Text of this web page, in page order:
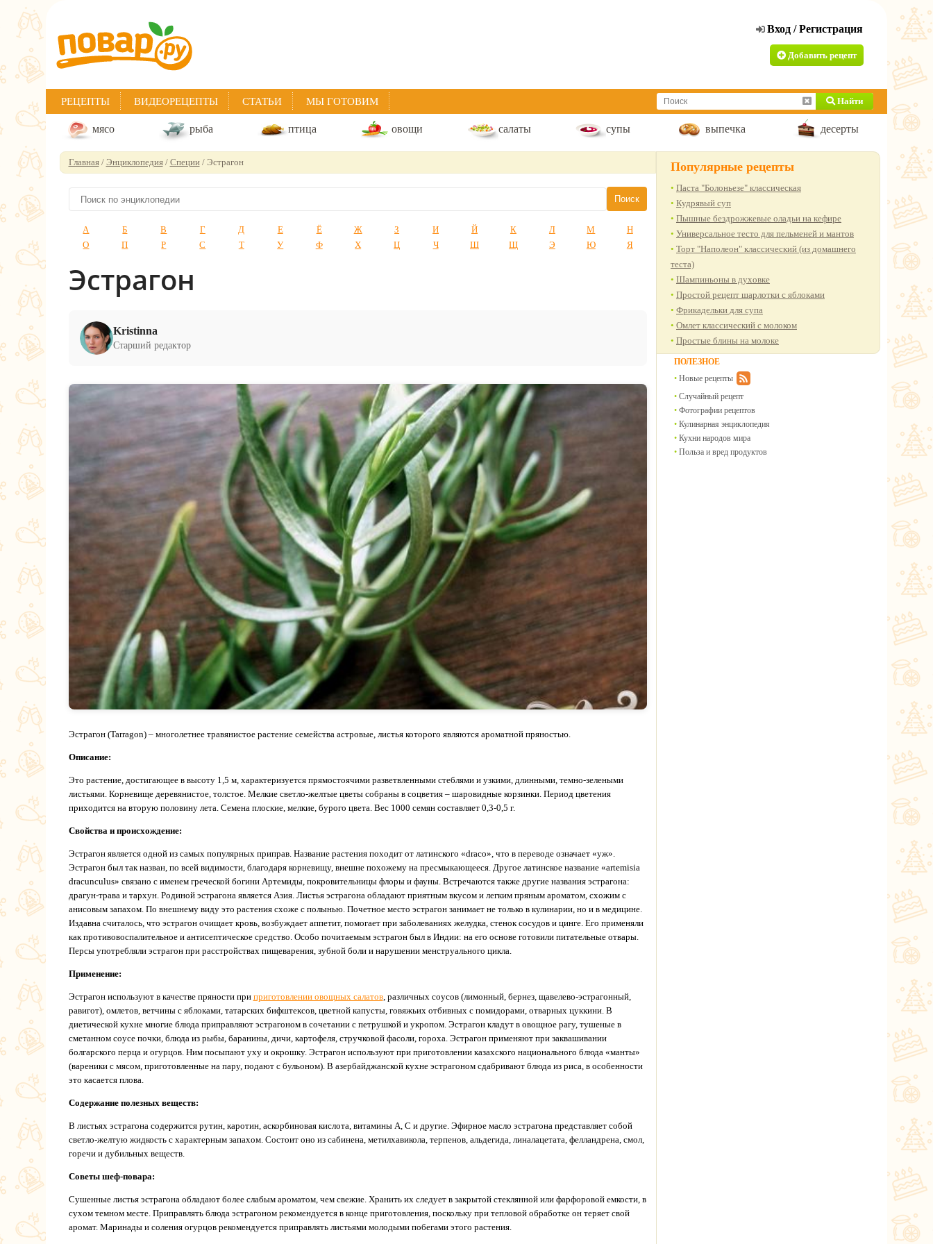
Добавить рецепт
РЕЦЕПТЫ ВИДЕОРЕЦЕПТЫ СТАТЬИ МЫ ГОТОВИМ Найти
мясо рыба птица овощи салаты супы выпечка десерты
Главная/ Энциклопедия/ Специи/ Эстрагон
А Б В Г Д Е Ё Ж З И Й К Л М
Н
О
П Р С Т У Ф Х Ц Ч Ш Щ Э Ю Я
Эстрагон
Kristinna
Старший редактор
Эстрагон (Tarragon) – многолетнее травянистое растение семейства астровые, листья которого являются ароматной пряностью.
Описание:
Это растение, достигающее в высоту 1,5 м, характеризуется прямостоячими разветвленными стеблями и узкими, длинными, темно-зелеными
листьями. Корневище деревянистое, толстое. Мелкие светло-желтые цветы собраны в соцветия – шаровидные корзинки. Период цветения
приходится на вторую половину лета. Семена плоские, мелкие, бурого цвета. Вес 1000 семян составляет 0,3-0,5 г.
Свойства и происхождение:
Эстрагон является одной из самых популярных приправ. Название растения походит от латинского «draco», что в переводе означает «уж».
Эстрагон был так назван, по всей видимости, благодаря корневищу, внешне похожему на пресмыкающееся. Другое латинское название «artemisia
dracunculus» связано с именем греческой богини Артемиды, покровительницы флоры и фауны. Встречаются также другие названия эстрагона:
драгун-трава и тархун. Родиной эстрагона является Азия. Листья эстрагона обладают приятным вкусом и легким пряным ароматом, схожим с
анисовым запахом. По внешнему виду это растения схоже с полынью. Почетное место эстрагон занимает не только в кулинарии, но и в медицине.
Издавна считалось, что эстрагон очищает кровь, возбуждает аппетит, помогает при заболеваниях желудка, стенок сосудов и цинге. Его применяли
как противовоспалительное и антисептическое средство. Особо почитаемым эстрагон был в Индии: на его основе готовили питательные отвары.
Персы употребляли эстрагон при расстройствах пищеварения, зубной боли и нарушении менструального цикла.
Применение:
Эстрагон используют в качестве пряности при приготовлении овощных салатов, различных соусов (лимонный, бернез, щавелево-эстрагонный,
равигот), омлетов, ветчины с яблоками, татарских бифштексов, цветной капусты, говяжьих отбивных с помидорами, отварных цуккини. В
диетической кухне многие блюда приправляют эстрагоном в сочетании с петрушкой и укропом. Эстрагон кладут в овощное рагу, тушеные в
сметанном соусе почки, блюда из рыбы, баранины, дичи, картофеля, стручковой фасоли, гороха. Эстрагон применяют при заквашивании
болгарского перца и огурцов. Ним посыпают уху и окрошку. Эстрагон используют при приготовлении казахского национального блюда «манты»
(вареники с мясом, приготовленные на пару, подают с бульоном). В азербайджанской кухне эстрагоном сдабривают блюда из риса, в особенности
это касается плова.
Содержание полезных веществ:
В листьях эстрагона содержится рутин, каротин, аскорбиновая кислота, витамины А, С и другие. Эфирное масло эстрагона представляет собой
светло-желтую жидкость с характерным запахом. Состоит оно из сабинена, метилхавикола, терпенов, альдегида, линалацетата, фелландрена, смол,
горечи и дубильных веществ.
Советы шеф-повара:
Сушенные листья эстрагона обладают более слабым ароматом, чем свежие. Хранить их следует в закрытой стеклянной или фарфоровой емкости, в
сухом темном месте. Приправлять блюда эстрагоном рекомендуется в конце приготовления, поскольку при тепловой обработке он теряет свой
аромат. Маринады и соления огурцов рекомендуется приправлять листьями молодыми побегами этого растения.
Популярные рецепты
Паста "Болоньезе" классическая
Кудрявый суп
Пышные бездрожжевые оладьи на кефире
Универсальное тесто для пельменей и мантов
Торт "Наполеон" классический (из домашнего
теста)
Шампиньоны в духовке
Простой рецепт шарлотки с яблоками
Фрикадельки для супа
Омлет классический с молоком
Простые блины на молоке
ПОЛЕЗНОЕ
Новые рецепты
Случайный рецепт
Фотографии рецептов
Кулинарная энциклопедия
Кухни народов мира
Польза и вред продуктов